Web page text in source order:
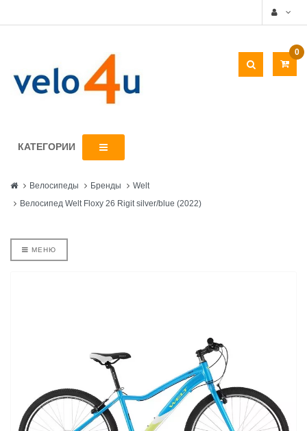
0
КАТЕГОРИИ
Велосипеды Бренды
Welt
Велосипед Welt Floxy 26 Rigit silver/blue (2022)
МЕНЮ